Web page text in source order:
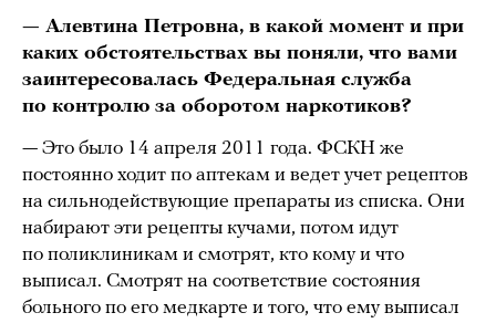
— Алевтина Петровна, в какой момент и при
каких обстоятельствах вы поняли, что вами
заинтересовалась Федеральная служба
по контролю за оборотом наркотиков?
— Это было 14 апреля 2011 года. ФСКН же
постоянно ходит по аптекам и ведет учет рецептов
на сильнодействующие препараты из списка. Они
набирают эти рецепты кучами, потом идут
по поликлиникам и смотрят, кто кому и что
выписал. Смотрят на соответствие состояния
больного по его медкарте и того, что ему выписал